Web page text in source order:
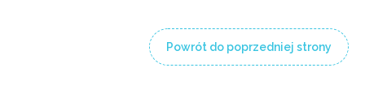
Powrót do poprzedniej strony